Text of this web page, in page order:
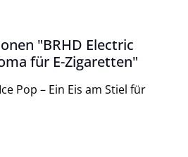
"BRHD Electric
für E-Zigaretten"
Pop – Ein Eis am Stiel für